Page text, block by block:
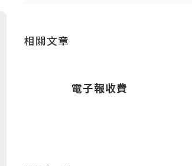
相關文章
電子報收費